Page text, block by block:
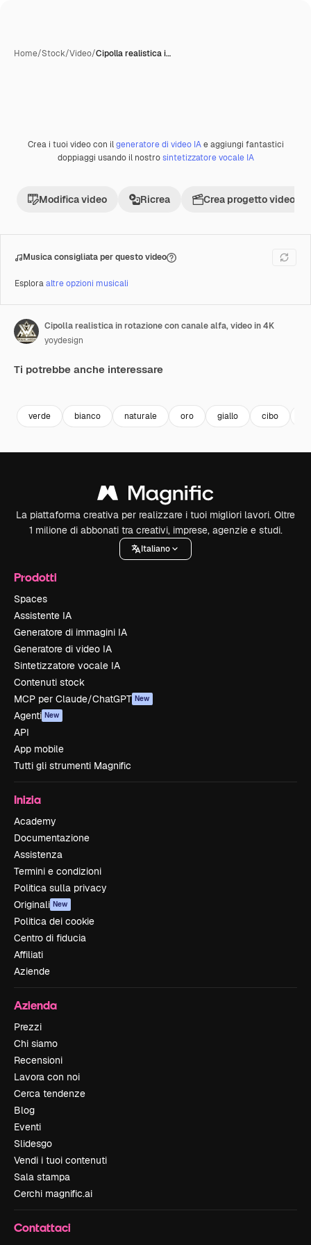
Home/Stock/Video/Cipolla realistica i…
Premium
Crea i tuoi video con ilgeneratore di video IAe aggiungi fantastici
doppiaggi usando il nostrosintetizzatore vocale IA
Modifica video Ricrea Crea progetto video
Musica consigliata per questo video
Esploraaltre opzioni musicali
Cipolla realistica in rotazione con canale alfa, video in 4K
yoydesign
Ti potrebbe anche interessare
verde bianco naturale oro giallo cibo
La piattaforma creativa per realizzare i tuoi migliori lavori. Oltre
1 milione di abbonati tra creativi, imprese, agenzie e studi.
Italiano
Prodotti
Spaces
Assistente IA
Generatore di immagini IA
Generatore di video IA
Sintetizzatore vocale IA
Contenuti stock
MCP per Claude/ChatGPT New
Agenti New
API
App mobile
Tutti gli strumenti Magnific
Inizia
Academy
Documentazione
Assistenza
Termini e condizioni
Politica sulla privacy
Originali New
Politica dei cookie
Centro di fiducia
Affiliati
Aziende
Azienda
Prezzi
Chi siamo
Recensioni
Lavora con noi
Cerca tendenze
Blog
Eventi
Slidesgo
Vendi i tuoi contenuti
Sala stampa
Cerchi magnific.ai
Contattaci